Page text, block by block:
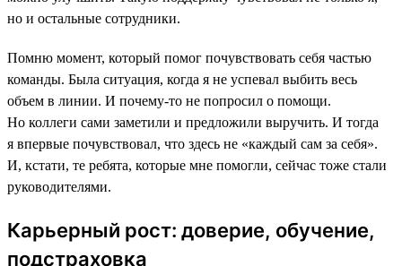
но и остальные сотрудники.
Помню момент, который помог почувствовать себя частью
команды. Была ситуация, когда я не успевал выбить весь
объем в линии. И почему-то не попросил о помощи.
Но коллеги сами заметили и предложили выручить. И тогда
я впервые почувствовал, что здесь не «каждый сам за себя».
И, кстати, те ребята, которые мне помогли, сейчас тоже стали
руководителями.
Карьерный рост: доверие, обучение,
подстраховка